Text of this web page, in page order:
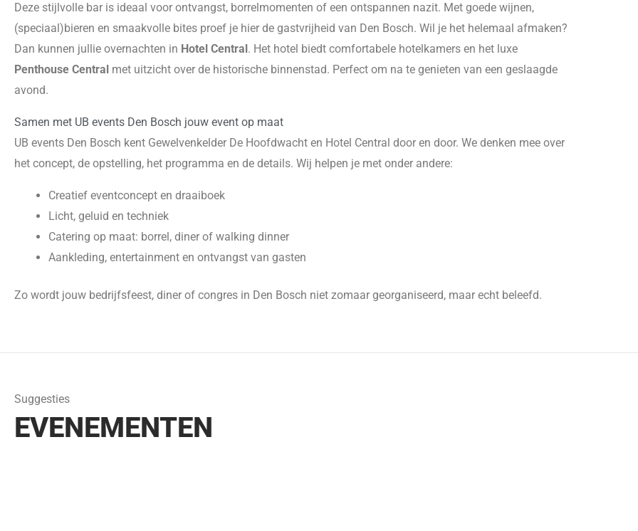
Deze stijlvolle bar is ideaal voor ontvangst, borrelmomenten of een ontspannen nazit. Met goede wijnen,
(speciaal)bieren en smaakvolle bites proef je hier de gastvrijheid van Den Bosch. Wil je het helemaal afmaken?
Dan kunnen jullie overnachten in Hotel Central. Het hotel biedt comfortabele hotelkamers en het luxe
Penthouse Central met uitzicht over de historische binnenstad. Perfect om na te genieten van een geslaagde
avond.
Samen met UB events Den Bosch jouw event op maat
UB events Den Bosch kent Gewelvenkelder De Hoofdwacht en Hotel Central door en door. We denken mee over
het concept, de opstelling, het programma en de details. Wij helpen je met onder andere:
Creatief eventconcept en draaiboek
Licht, geluid en techniek
Catering op maat: borrel, diner of walking dinner
Aankleding, entertainment en ontvangst van gasten
Zo wordt jouw bedrijfsfeest, diner of congres in Den Bosch niet zomaar georganiseerd, maar echt beleefd.
Suggesties
EVENEMENTEN